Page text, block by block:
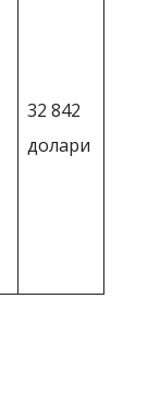
32 842
долари